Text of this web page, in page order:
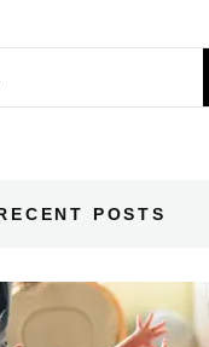
POSTS